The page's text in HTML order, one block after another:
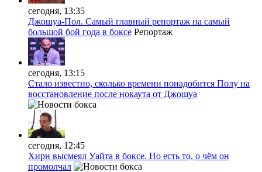
сегодня, 13:35
Джошуа-Пол. Самый главный репортаж на самый
большой бой года в боксе Репортаж
сегодня, 13:15
Стало известно, сколько времени понадобится Полу на
восстановление после нокаута от Джошуа
сегодня, 12:45
Хирн высмеял Уайта в боксе. Но есть то, о чём он
промолчал